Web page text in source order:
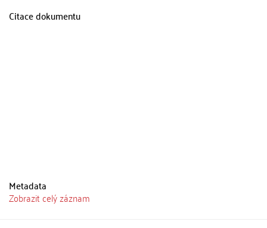
Citace dokumentu
Metadata
Zobrazit celý záznam